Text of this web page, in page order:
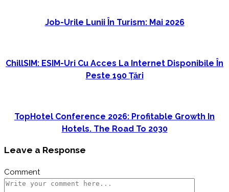
Job-Urile Lunii În Turism: Mai 2026
ChillSIM: ESIM-Uri Cu Acces La Internet Disponibile În
Peste 190 Țări
TopHotel Conference 2026: Profitable Growth In
Hotels. The Road To 2030
Leave a Response
Comment